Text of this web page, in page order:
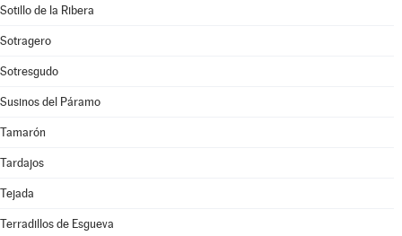
Sotillo de la Ribera
Sotragero
Sotresgudo
Susinos del Páramo
Tamarón
Tardajos
Tejada
Terradillos de Esgueva